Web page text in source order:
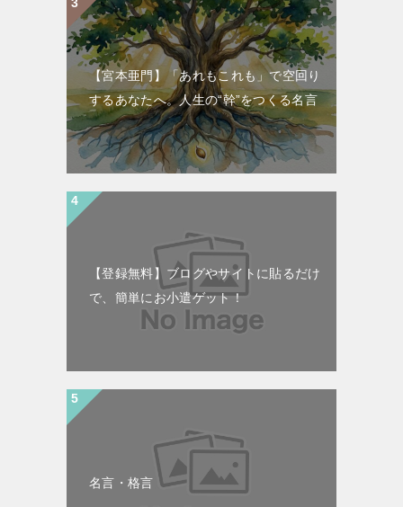
【宮本亜門】「あれもこれも」で空回り
するあなたへ。人生の“幹”をつくる名言
【登録無料】ブログやサイトに貼るだけ
で、簡単にお小遣ゲット！
名言・格言